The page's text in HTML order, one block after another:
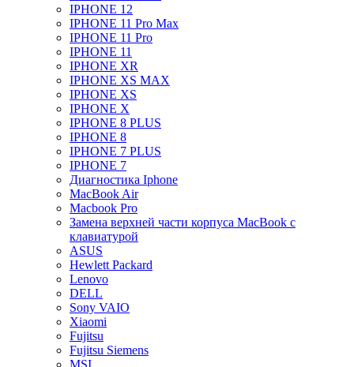
IPHONE 12
IPHONE 11 Pro Max
IPHONE 11 Pro
IPHONE 11
IPHONE XR
IPHONE XS MAX
IPHONE XS
IPHONE X
IPHONE 8 PLUS
IPHONE 8
IPHONE 7 PLUS
IPHONE 7
Диагностика Iphone
MacBook Air
Macbook Pro
Замена верхней части корпуса MacBook с
клавиатурой
ASUS
Hewlett Packard
Lenovo
DELL
Sony VAIO
Xiaomi
Fujitsu
Fujitsu Siemens
MSI